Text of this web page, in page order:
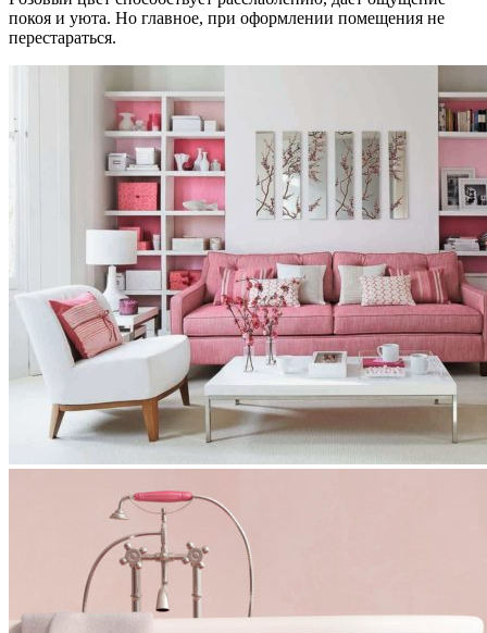
покоя и уюта. Но главное, при оформлении помещения не
перестараться.